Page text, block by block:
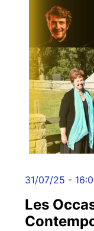
31/07/25 -
Les